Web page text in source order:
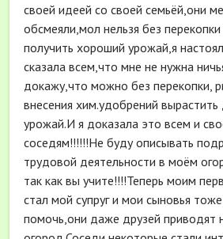
своей идеей со своей семьёй,они
обсмеяли,мол нельзя без
получить хороший урожай,я
сказала всем,что мне не нужна
докажу,что можно без перекопки,
внесения хим.удобрений
урожай.И я доказала это всем и
соседям!!!!!!Не буду описывать
трудовой деятельности в моём
так как вы учите!!!!Теперь моим
стал мой супруг и мои сыновья
помочь,они даже друзей приводят